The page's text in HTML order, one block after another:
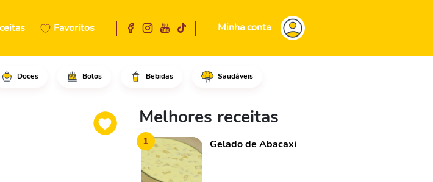
Favoritos Minha conta
Doces Bolos Bebidas Saudáveis
pó biológico seco, o açúcar, o ovo e o
Melhores receitas
1 Gelado de Abacaxi